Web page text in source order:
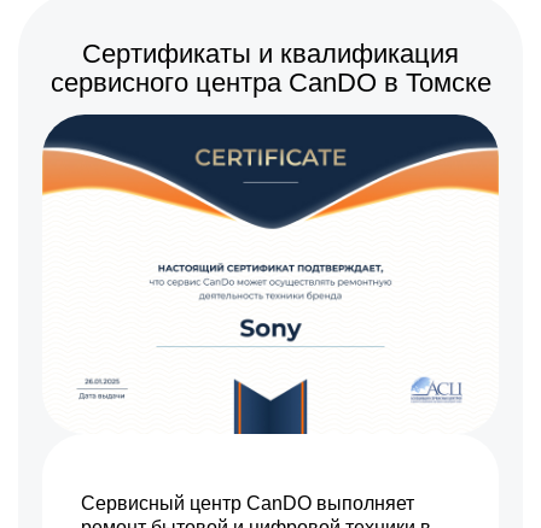
Замена передней панели
2700 р
Заказать
Замена задней панели
2100 р
Замена линз
2450 р
Заказать
Замена диска управления
1700 р
2900 р
Сертификаты и квалификация
сервисного центра CanDO в Томске
Сервисный центр CanDO выполняет